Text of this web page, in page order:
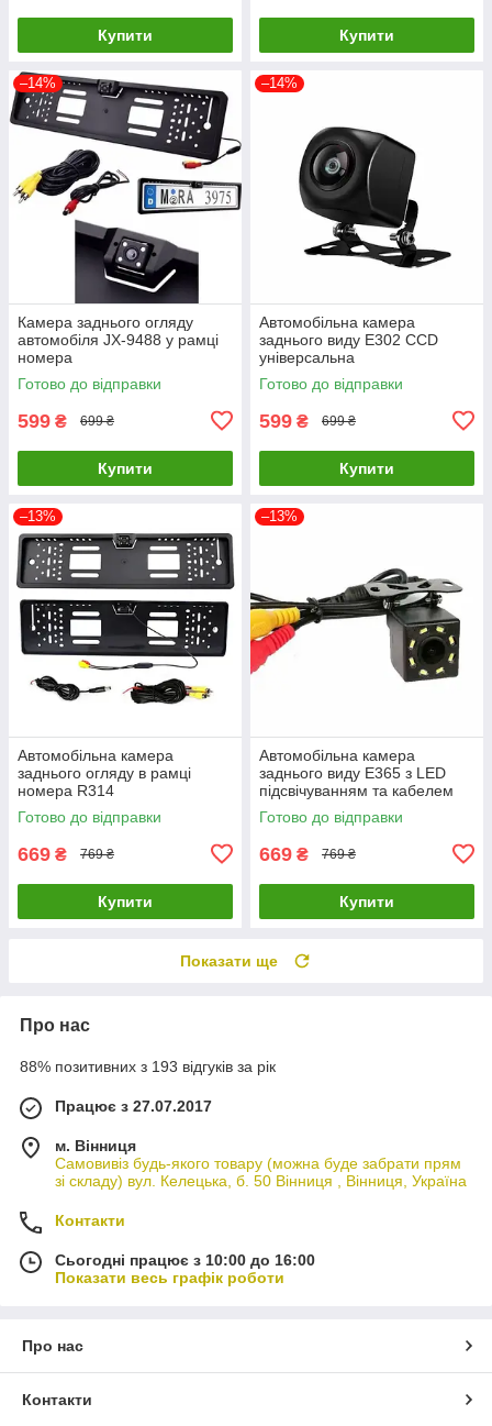
Купити Купити
–14%
Камера заднього огляду
автомобіля JX-9488 у рамці
номера
Готово до відправки
599 ₴ 699 ₴
Купити
–14%
Автомобільна камера
заднього виду E302 CCD
універсальна
Готово до відправки
599 ₴ 699 ₴
Купити
–13%
Автомобільна камера
заднього огляду в рамці
номера R314
Готово до відправки
669 ₴ 769 ₴
Купити
–13%
Автомобільна камера
заднього виду Е365 з LED
підсвічуванням та кабелем
15м
Готово до відправки
669 ₴ 769 ₴
Купити
Показати ще
Про нас
88% позитивних з 193 відгуків за рік
Працює з 27.07.2017
м. Вінниця
Самовивіз будь-якого товару (можна буде забрати прям
зі складу) вул. Келецька, б. 50 Вінниця , Вінниця, Україна
Контакти
Сьогодні працює з 10:00 до 16:00
Показати весь графік роботи
Про нас
Контакти